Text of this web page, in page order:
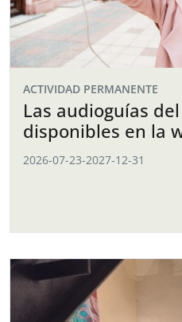
ACTIVIDAD PERMANENTE
Las audioguías
disponibles en la
2026-07-23-2027-12-31